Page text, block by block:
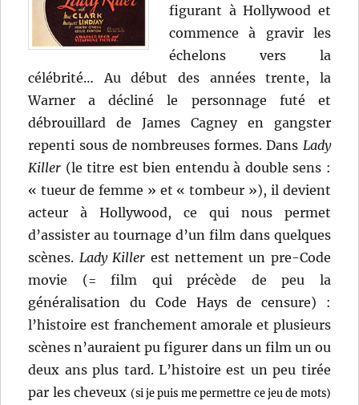
figurant à Hollywood et
commence à gravir les
échelons vers la
célébrité… Au début des années trente, la
Warner a décliné le personnage futé et
débrouillard de James Cagney en gangster
repenti sous de nombreuses formes. Dans Lady
Killer (le titre est bien entendu à double sens :
« tueur de femme » et « tombeur »), il devient
acteur à Hollywood, ce qui nous permet
d’assister au tournage d’un film dans quelques
scènes. Lady Killer est nettement un pre-Code
movie (= film qui précède de peu la
généralisation du Code Hays de censure) :
l’histoire est franchement amorale et plusieurs
scènes n’auraient pu figurer dans un film un ou
deux ans plus tard. L’histoire est un peu tirée
par les cheveux (si je puis me permettre ce jeu de mots)